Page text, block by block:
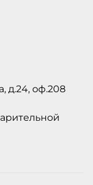
д.24, оф.208